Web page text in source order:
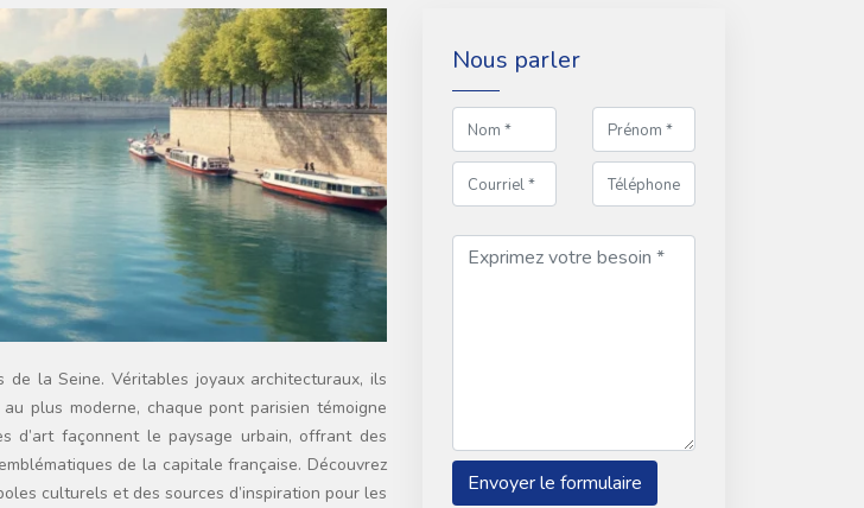
plus moderne, chaque pont parisien témoigne
d’art façonnent le paysage urbain, offrant des
de la capitale française. Découvrez
culturels et des sources d’inspiration pour les
Nous parler